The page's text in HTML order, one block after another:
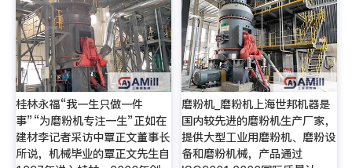
桂林永福“我一生只做一件
事”“为磨粉机专注一生”正如在
建材李记者采访中覃正文董事长
所说，机械毕业的覃正文先生自
磨粉机_磨粉机上海世邦机器是
国内较先进的磨粉机生产厂家，
提供大型工业用磨粉机、磨粉设
备和磨粉机械，产品通过